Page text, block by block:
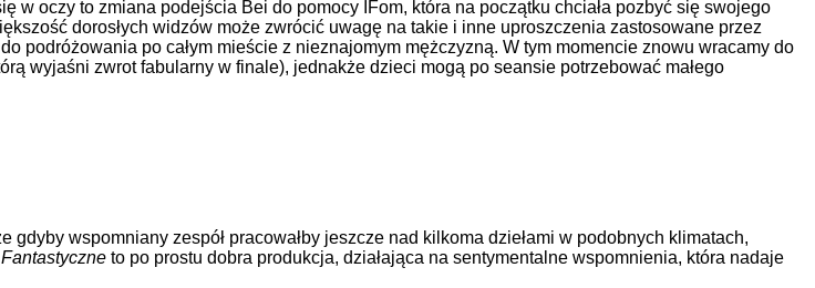
w oczy to zmiana podejścia Bei do pomocy IFom, która na początku chciała pozbyć się swojego
dorosłych widzów może zwrócić uwagę na takie i inne uproszczenia zastosowane przez
podróżowania po całym mieście z nieznajomym mężczyzną. W tym momencie znowu wracamy do
wyjaśni zwrot fabularny w finale), jednakże dzieci mogą po seansie potrzebować małego
wspomniany zespół pracowałby jeszcze nad kilkoma dziełami w podobnych klimatach,
to po prostu dobra produkcja, działająca na sentymentalne wspomnienia, która nadaje